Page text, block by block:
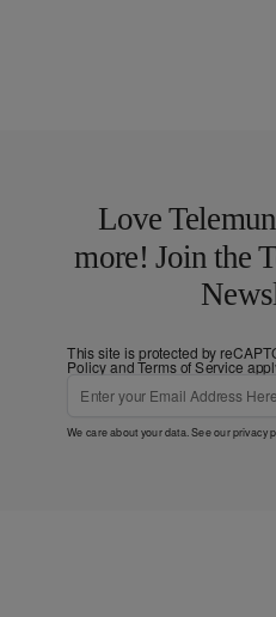
Love
more! Join the
This site is protected by
PolicyandTerms of Service
We care about your data. See ourprivacy